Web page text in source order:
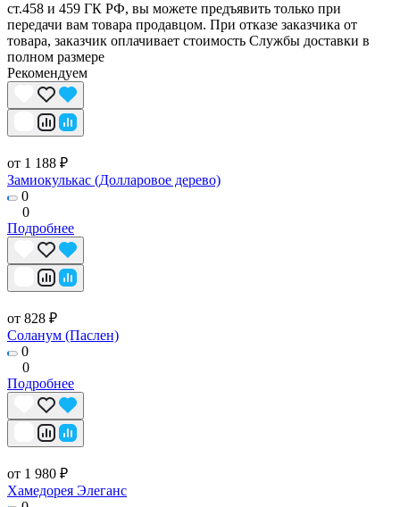
ст.458 и 459 ГК РФ, вы можете предъявить только при
передачи вам товара продавцом. При отказе заказчика от
товара, заказчик оплачивает стоимость Службы доставки в
полном размере
Рекомендуем
от 1 188 ₽
Замиокулькас (Долларовое дерево)
0
0
Подробнее
от 828 ₽
Соланум (Паслен)
0
0
Подробнее
от 1 980 ₽
Хамедорея Элеганс